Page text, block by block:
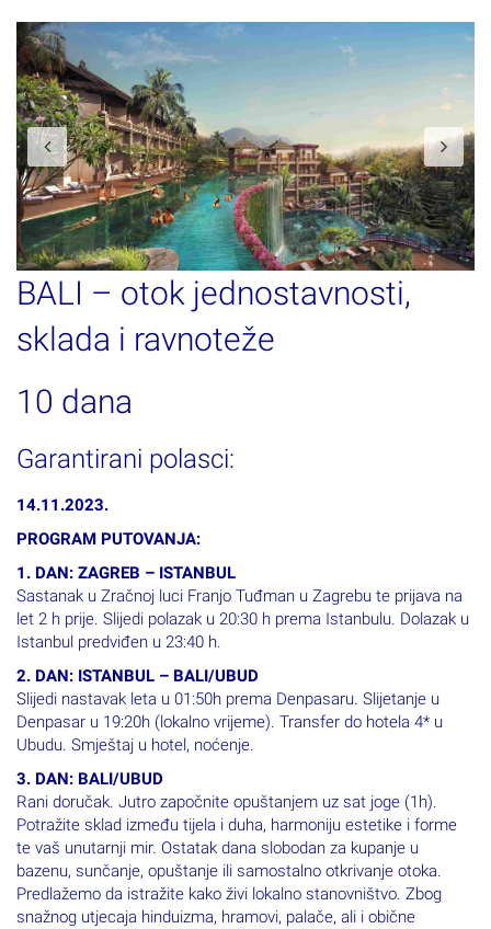
Previous
BALI – otok jednostavnosti,
sklada i ravnoteže
10 dana
Garantirani polasci:
14.11.2023.
PROGRAM PUTOVANJA:
1. DAN: ZAGREB – ISTANBUL
Sastanak u Zračnoj luci Franjo Tuđman u Zagrebu te prijava na
let 2 h prije. Slijedi polazak u 20:30 h prema Istanbulu. Dolazak u
Istanbul predviđen u 23:40 h.
2. DAN: ISTANBUL – BALI/UBUD
Slijedi nastavak leta u 01:50h prema Denpasaru. Slijetanje u
Denpasar u 19:20h (lokalno vrijeme). Transfer do hotela 4* u
Ubudu. Smještaj u hotel, noćenje.
3. DAN: BALI/UBUD
Rani doručak. Jutro započnite opuštanjem uz sat joge (1h).
Potražite sklad između tijela i duha, harmoniju estetike i forme
te vaš unutarnji mir. Ostatak dana slobodan za kupanje u
bazenu, sunčanje, opuštanje ili samostalno otkrivanje otoka.
Predlažemo da istražite kako živi lokalno stanovništvo. Zbog
snažnog utjecaja hinduizma, hramovi, palače, ali i obične